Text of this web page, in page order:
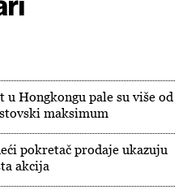
Hongkongu pale su više od
maksimum
pokretač prodaje ukazuju
akcija